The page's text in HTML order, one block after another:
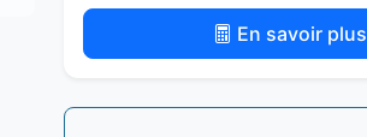
En savoir plus